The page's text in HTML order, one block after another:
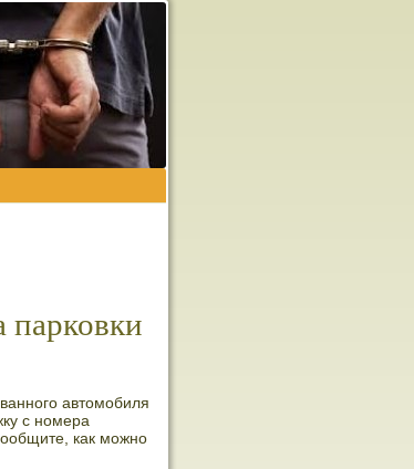
парковки
автомобиля
с номера
как можно